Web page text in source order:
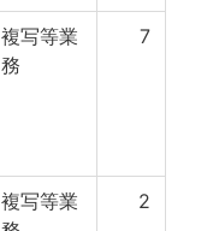
複写等業
務
7
複写等業
2